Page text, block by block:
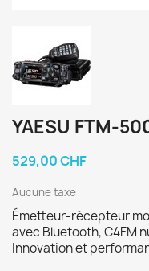
YAESU FTM-
529,00 CHF
Aucune taxe
Émetteur-récepteur
avec Bluetooth, C4FM
Innovation et